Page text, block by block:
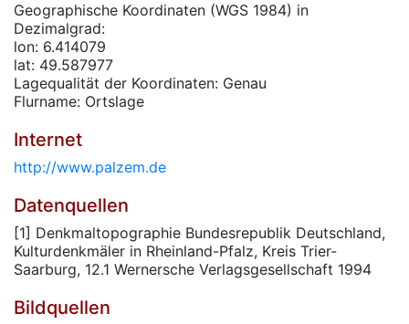
Geographische Koordinaten (WGS 1984) in
Dezimalgrad:
lon: 6.414079
lat: 49.587977
Lagequalität der Koordinaten: Genau
Flurname: Ortslage
Internet
http://www.palzem.de
Datenquellen
[1] Denkmaltopographie Bundesrepublik Deutschland,
Kulturdenkmäler in Rheinland-Pfalz, Kreis Trier-
Saarburg, 12.1 Wernersche Verlagsgesellschaft 1994
Bildquellen